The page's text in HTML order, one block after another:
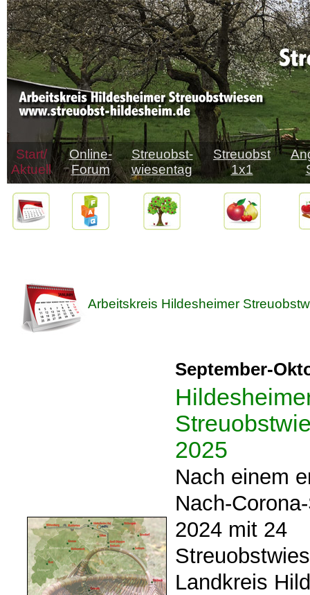
Start/
Aktuell
Online-
Forum
Streuobst-
wiesentag
Streuobst
1x1
Arbeitskreis Hildesheimer
September-
2025
Nach einem
Nach-
2024 mit 24
Landkreis